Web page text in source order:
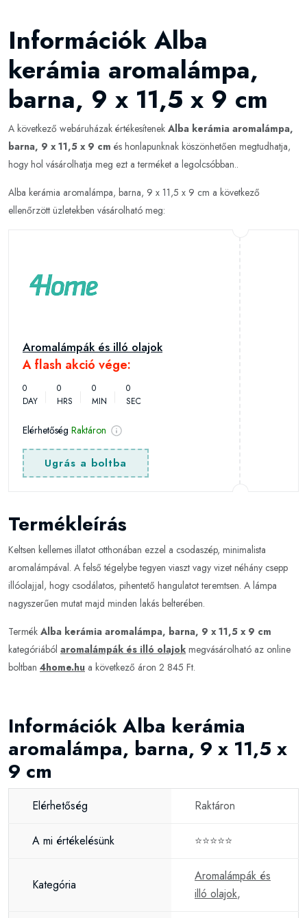
Információk Alba
kerámia aromalámpa,
barna, 9 x 11,5 x 9 cm
A következő webáruházak értékesítenek Alba kerámia aromalámpa,
barna, 9 x 11,5 x 9 cm és honlapunknak köszönhetően megtudhatja,
hogy hol vásárolhatja meg ezt a terméket a legolcsóbban..
Alba kerámia aromalámpa, barna, 9 x 11,5 x 9 cm a következő
ellenőrzött üzletekben vásárolható meg:
Aromalámpák és illó olajok
A flash akció vége:
0
DAY
0
HRS
0
MIN
0
SEC
Elérhetőség Raktáron
Ugrás a boltba
Termékleírás
Keltsen kellemes illatot otthonában ezzel a csodaszép, minimalista
aromalámpával. A felső tégelybe tegyen viaszt vagy vizet néhány csepp
illóolajjal, hogy csodálatos, pihentető hangulatot teremtsen. A lámpa
nagyszerűen mutat majd minden lakás belterében.
Termék Alba kerámia aromalámpa, barna, 9 x 11,5 x 9 cm
kategóriából aromalámpák és illó olajok megvásárolható az online
boltban 4home.hu a következő áron 2 845 Ft.
Információk Alba kerámia
aromalámpa, barna, 9 x 11,5 x
9 cm
Elérhetőség Raktáron
A mi értékelésünk ⭐⭐⭐⭐⭐
Kategória
Aromalámpák és
illó olajok,